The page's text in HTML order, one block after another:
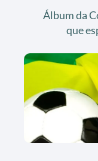
Álbum da
que